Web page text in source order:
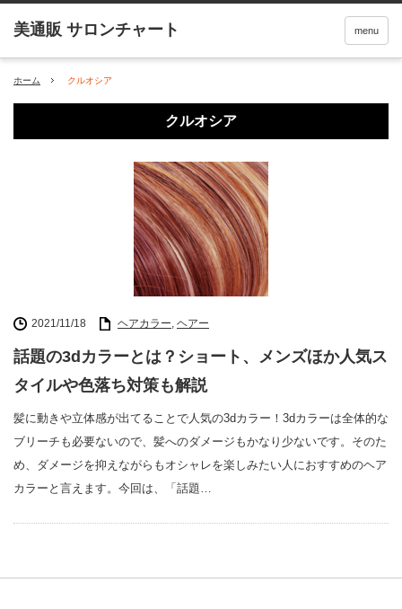
menu
ホーム クルオシア
クルオシア
2021/11/18 ヘアカラー, ヘアー
話題の3dカラーとは？ショート、メンズほか人気ス
タイルや色落ち対策も解説
髪に動きや立体感が出てることで人気の3dカラー！3dカラーは全体的な
ブリーチも必要ないので、髪へのダメージもかなり少ないです。そのた
め、ダメージを抑えながらもオシャレを楽しみたい人におすすめのヘア
カラーと言えます。今回は、「話題…